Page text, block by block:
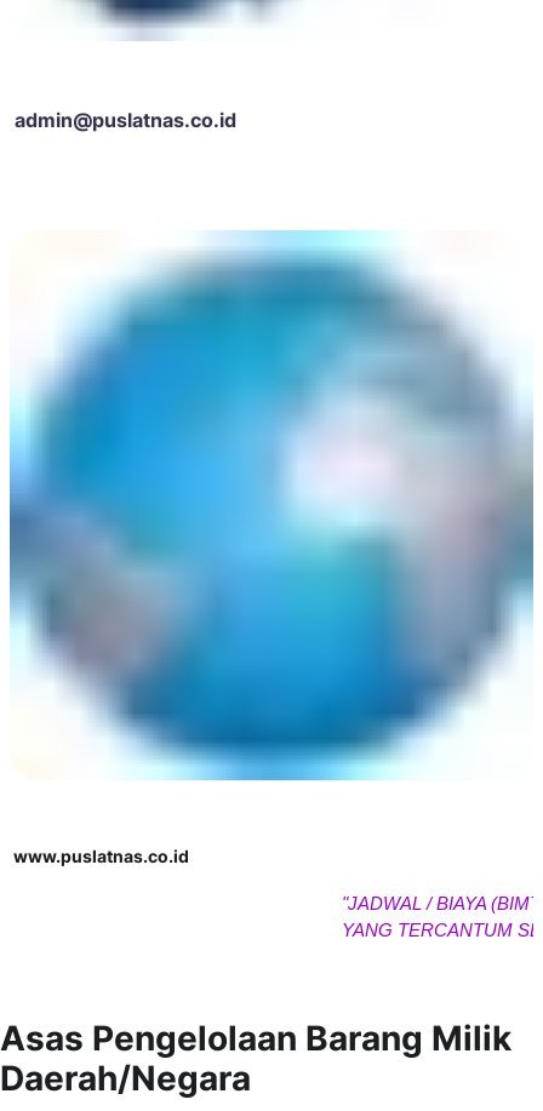
admin@puslatnas.co.id
www.puslatnas.co.id
"JADWAL / BIAYA (BIMTEK
YANG TERCANTUM
Asas Pengelolaan Barang Milik
Daerah/Negara